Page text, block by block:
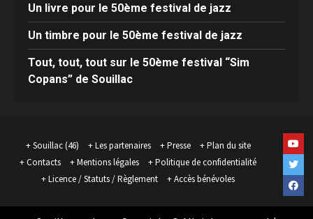
Un livre pour le 50ème festival de jazz
Un timbre pour le 50ème festival de jazz
Tout, tout, tout sur le 50ème festival “Sim
Copans” de Souillac
Souillac (46) Les partenaires Presse
Plan du site
Contacts
Mentions légales
Politique de confidentialité
Licence / Statuts / Règlement
Accès bénévoles